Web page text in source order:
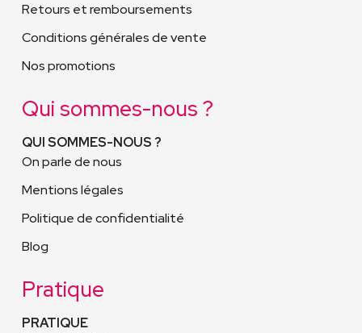
Conditions générales de vente
Retours et remboursements
Nos promotions
Qui sommes-nous ?
QUI SOMMES-NOUS ?
Mentions légales
Politique de confidentialité
On parle de nous
Blog
Pratique
PRATIQUE